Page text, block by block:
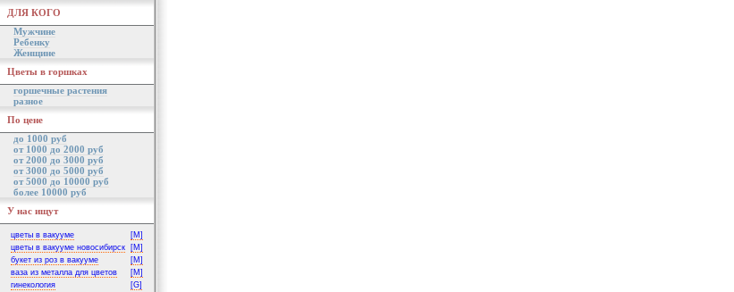
ДЛЯ КОГО
Мужчине
Ребенку
Женщине
Цветы в горшках
горшечные растения
разное
По цене
до 1000 руб
от 1000 до 2000 руб
от 2000 до 3000 руб
от 3000 до 5000 руб
от 5000 до 10000 руб
более 10000 руб
У нас ищут
цветы в вакууме
[M]
цветы в вакууме новосибирск
[M]
букет из роз в вакууме
[M]
ваза из металла для цветов
[M]
гинекология
[G]